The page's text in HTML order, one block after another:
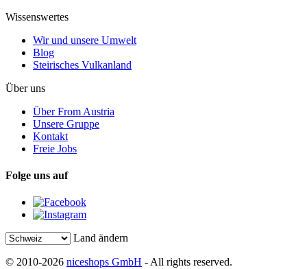
Wissenswertes
Wir und unsere Umwelt
Blog
Steirisches Vulkanland
Über uns
Über From Austria
Unsere Gruppe
Kontakt
Freie Jobs
Folge uns auf
Land ändern
© 2010-2026 niceshops GmbH - All rights reserved.